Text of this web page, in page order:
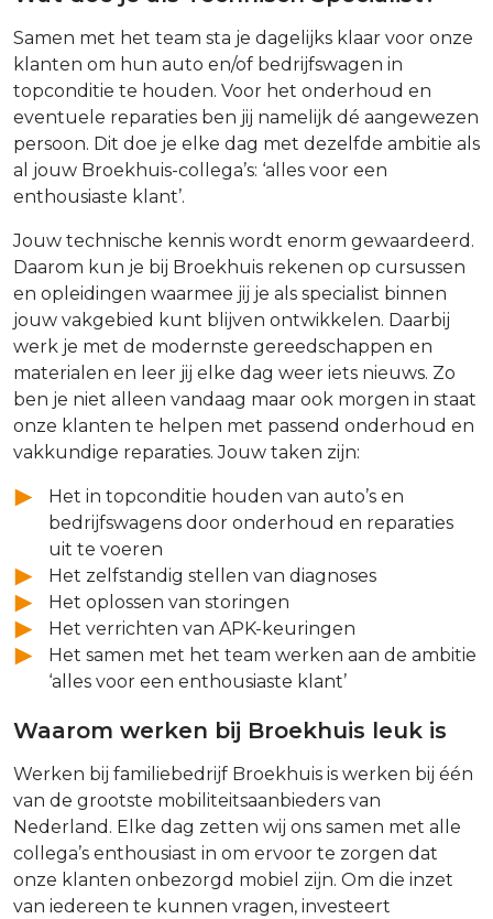
Samen met het team sta je dagelijks klaar voor onze
klanten om hun auto en/of bedrijfswagen in
topconditie te houden. Voor het onderhoud en
eventuele reparaties ben jij namelijk dé aangewezen
persoon. Dit doe je elke dag met dezelfde ambitie als
al jouw Broekhuis-collega’s: ‘alles voor een
enthousiaste klant’.
Jouw technische kennis wordt enorm gewaardeerd.
Daarom kun je bij Broekhuis rekenen op cursussen
en opleidingen waarmee jij je als specialist binnen
jouw vakgebied kunt blijven ontwikkelen. Daarbij
werk je met de modernste gereedschappen en
materialen en leer jij elke dag weer iets nieuws. Zo
ben je niet alleen vandaag maar ook morgen in staat
onze klanten te helpen met passend onderhoud en
vakkundige reparaties. Jouw taken zijn:
Het in topconditie houden van auto’s en
bedrijfswagens door onderhoud en reparaties
uit te voeren
Het zelfstandig stellen van diagnoses
Het oplossen van storingen
Het verrichten van APK-keuringen
Het samen met het team werken aan de ambitie
‘alles voor een enthousiaste klant’
Waarom werken bij Broekhuis leuk is
Werken bij familiebedrijf Broekhuis is werken bij één
van de grootste mobiliteitsaanbieders van
Nederland. Elke dag zetten wij ons samen met alle
collega’s enthousiast in om ervoor te zorgen dat
onze klanten onbezorgd mobiel zijn. Om die inzet
van iedereen te kunnen vragen, investeert